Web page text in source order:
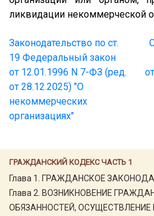
ГРАЖДАНСКИЙ КОДЕКС ЧАСТЬ 1
Глава 1. ГРАЖДАНСКОЕ
Глава 2. ВОЗНИКНОВЕНИЕ
ОБЯЗАННОСТЕЙ,
ликвидации некоммерческой
Законодательство по ст.
19 Федеральный закон
от 12.01.1996 N 7-ФЗ (ред.
от 28.12.2025) "О
некоммерческих
организациях"